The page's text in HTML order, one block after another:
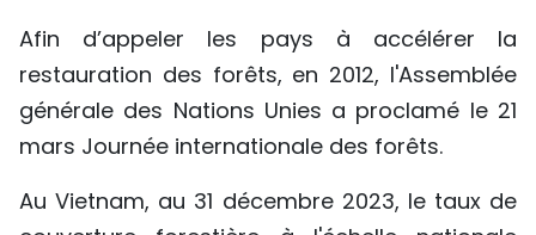
Afin d’appeler les pays à accélérer la
restauration des forêts, en 2012, l'Assemblée
générale des Nations Unies a proclamé le 21
mars Journée internationale des forêts.
Au Vietnam, au 31 décembre 2023, le taux de